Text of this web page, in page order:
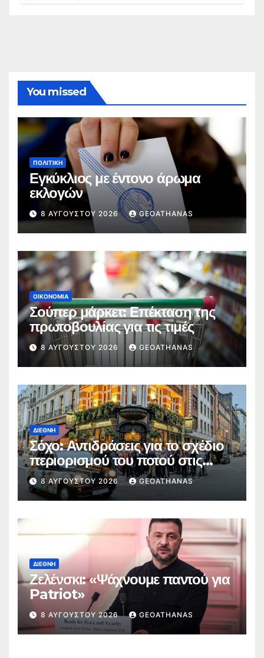
You missed
ΠΟΛΙΤΙΚΉ
Εγκύκλιος με έντονο άρωμα
εκλογών
8 ΑΥΓΟΎΣΤΟΥ 2026 GEOATHANAS
ΟΙΚΟΝΟΜΊΑ
Σούπερ μάρκετ: Επέκταση της
πρωτοβουλίας για τις τιμές
8 ΑΥΓΟΎΣΤΟΥ 2026 GEOATHANAS
ΔΙΕΘΝΉ
Σόχο: Αντιδράσεις για το σχέδιο
περιορισμού του ποτού στις
παμπ
8 ΑΥΓΟΎΣΤΟΥ 2026 GEOATHANAS
ΔΙΕΘΝΉ
Ζελένσκι: «Ψάχνουμε παντού για
Patriot»
8 ΑΥΓΟΎΣΤΟΥ 2026 GEOATHANAS